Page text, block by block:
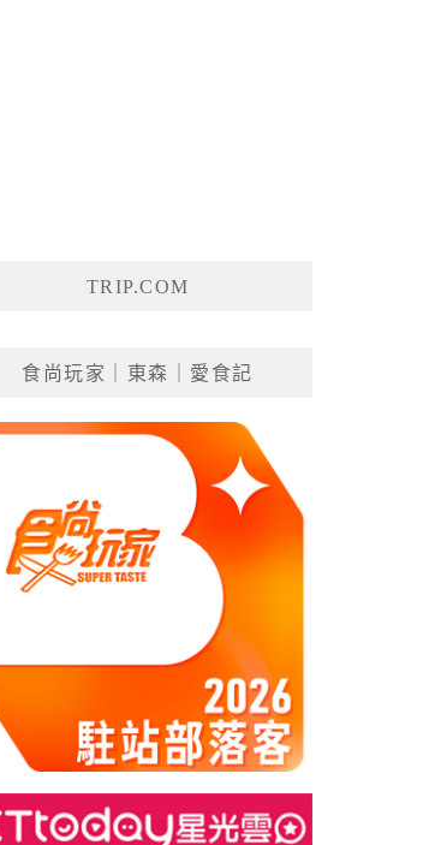
TRIP.COM
食尚玩家｜東森｜愛食記